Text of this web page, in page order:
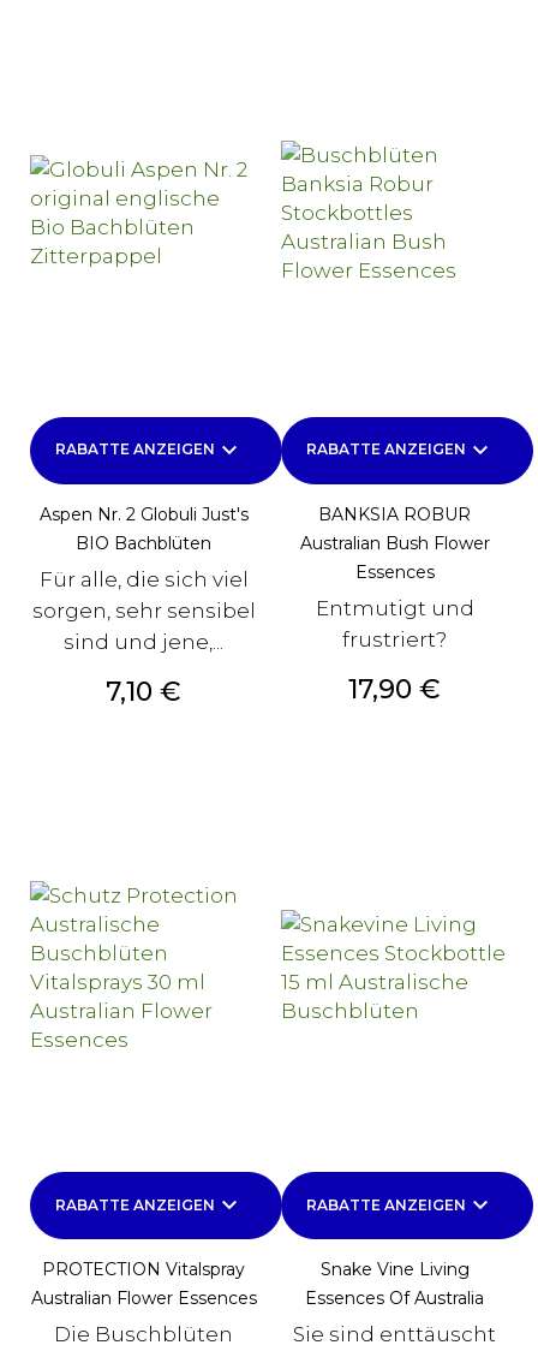
RABATTE ANZEIGEN keyboard_arrow_down
Aspen Nr. 2 Globuli Just's
BIO Bachblüten
Für alle, die sich viel
sorgen, sehr sensibel
sind und jene,...
Preis
7,10 €
RABATTE ANZEIGEN keyboard_arrow_down
BANKSIA ROBUR
Australian Bush Flower
Essences
Entmutigt und
frustriert?
Preis
17,90 €
RABATTE ANZEIGEN keyboard_arrow_down
PROTECTION Vitalspray
Australian Flower Essences
Die Buschblüten
RABATTE ANZEIGEN keyboard_arrow_down
Snake Vine Living
Essences Of Australia
Sie sind enttäuscht